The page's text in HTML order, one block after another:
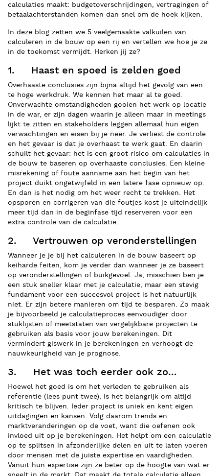
calculaties maakt: budgetoverschrijdingen, vertragingen of
betaalachterstanden komen dan snel om de hoek kijken.
In deze blog zetten we 5 veelgemaakte valkuilen van
calculeren in de bouw op een rij en vertellen we hoe je ze
in de toekomst vermijdt. Herken jij ze?
1. Haast en spoed is zelden goed
Overhaaste conclusies zijn bijna altijd het gevolg van een
te hoge werkdruk. We kennen het maar al te goed.
Onverwachte omstandigheden gooien het werk op locatie
in de war, er zijn dagen waarin je alleen maar in meetings
lijkt te zitten en stakeholders leggen allemaal hun eigen
verwachtingen en eisen bij je neer. Je verliest de controle
en het gevaar is dat je overhaast te werk gaat. En daarin
schuilt het gevaar: het is een groot risico om calculaties in
de bouw te baseren op overhaaste conclusies. Een kleine
misrekening of foute aanname aan het begin van het
project duikt ongetwijfeld in een latere fase opnieuw op.
En dan is het nodig om het weer recht te trekken. Het
opsporen en corrigeren van die foutjes kost je uiteindelijk
meer tijd dan in de beginfase tijd reserveren voor een
extra controle van de calculatie.
2. Vertrouwen op veronderstellingen
Wanneer je je bij het calculeren in de bouw baseert op
keiharde feiten, kom je verder dan wanneer je ze baseert
op veronderstellingen of buikgevoel. Ja, misschien ben je
een stuk sneller klaar met je calculatie, maar een stevig
fundament voor een succesvol project is het natuurlijk
niet. Er zijn betere manieren om tijd te besparen. Zo maak
je bijvoorbeeld je calculatieproces eenvoudiger door
stuklijsten of meetstaten van vergelijkbare projecten te
gebruiken als basis voor jouw berekeningen. Dit
vermindert giswerk in je berekeningen en verhoogt de
nauwkeurigheid van je prognose.
3. Het was toch eerder ook zo…
Hoewel het goed is om het verleden te gebruiken als
referentie (lees punt twee), is het belangrijk om altijd
kritisch te blijven. Ieder project is uniek en kent eigen
uitdagingen en kansen. Volg daarom trends en
marktveranderingen op de voet, want die oefenen ook
invloed uit op je berekeningen. Het helpt om een calculatie
op te splitsen in afzonderlijke delen en uit te laten voeren
door mensen met de juiste expertise en vaardigheden.
Vanuit hun expertise zijn ze beter op de hoogte van wat er